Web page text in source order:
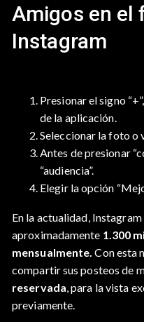
Amigos en el
Instagram
Presionar el signo
de la aplicación.
Seleccionar la foto o
Antes de presionar
“audiencia”.
Elegir la opción
En la actualidad,
aproximadamente 1.300
mensualmente.Con esta
compartir sus posteos de
reservada , para la vista
previamente.